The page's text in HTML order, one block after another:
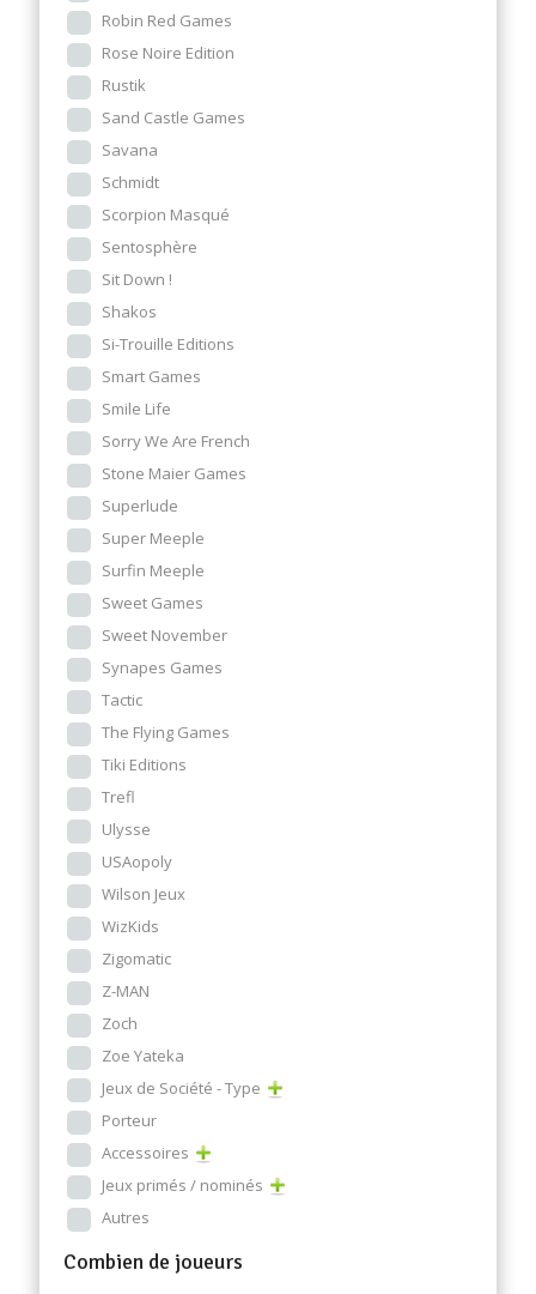
Robin Red Games
Rose Noire Edition
Rustik
Sand Castle Games
Savana
Schmidt
Scorpion Masqué
Sentosphère
Sit Down !
Shakos
Si-Trouille Editions
Smart Games
Smile Life
Sorry We Are French
Stone Maier Games
Superlude
Super Meeple
Surfin Meeple
Sweet Games
Sweet November
Synapes Games
Tactic
The Flying Games
Tiki Editions
Trefl
Ulysse
USAopoly
Wilson Jeux
WizKids
Zigomatic
Z-MAN
Zoch
Zoe Yateka
Jeux de Société - Type
Porteur
Accessoires
Jeux primés / nominés
Autres
Combien de joueurs